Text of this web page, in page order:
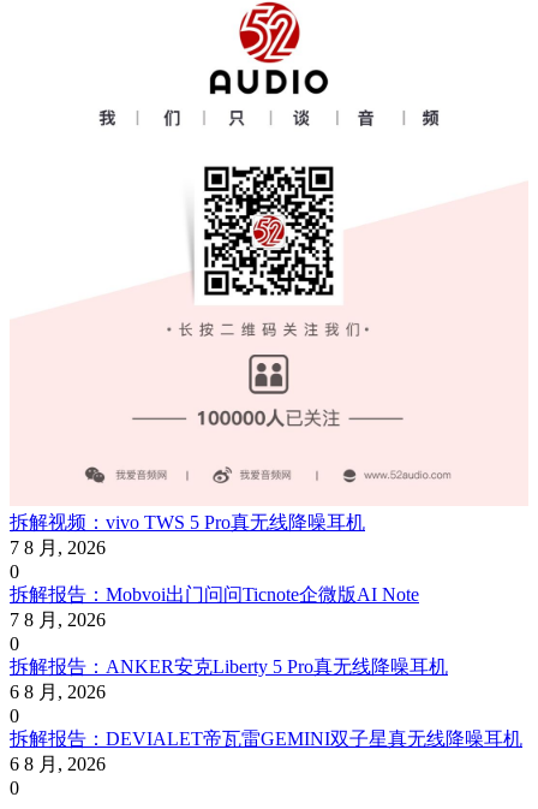
拆解视频：vivo TWS 5 Pro真无线降噪耳机
7 8 月, 2026
0
拆解报告：Mobvoi出门问问Ticnote企微版AI Note
7 8 月, 2026
0
拆解报告：ANKER安克Liberty 5 Pro真无线降噪耳机
6 8 月, 2026
0
拆解报告：DEVIALET帝瓦雷GEMINI双子星真无线降噪耳机
6 8 月, 2026
0